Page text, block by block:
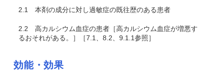
2.1 本剤の成分に対し過敏症の既往歴のある患者
2.2 高カルシウム血症の患者［高カルシウム血症が増悪す
るおそれがある。］［7.1、8.2、9.1.1参照］
効能・効果